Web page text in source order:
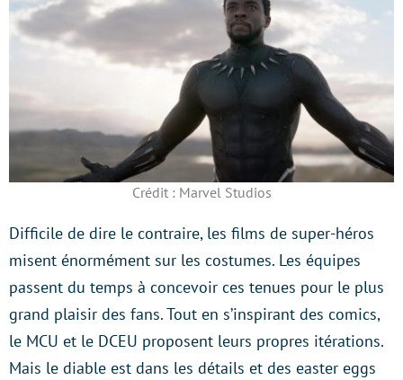
Crédit : Marvel Studios
Difficile de dire le contraire, les films de super-héros
misent énormément sur les costumes. Les équipes
passent du temps à concevoir ces tenues pour le plus
grand plaisir des fans. Tout en s’inspirant des comics,
le MCU et le DCEU proposent leurs propres itérations.
Mais le diable est dans les détails et des easter eggs